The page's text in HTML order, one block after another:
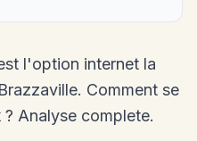
l'option internet la
Comment se
? Analyse complete.